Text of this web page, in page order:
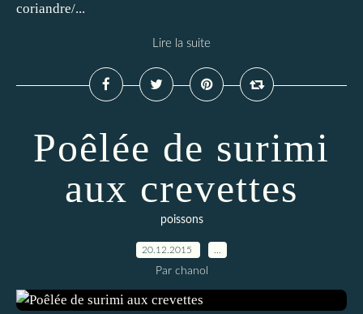
coriandre/...
Lire la suite
Poêlée de surimi
aux crevettes
poissons
20.12.2015
Par chanol